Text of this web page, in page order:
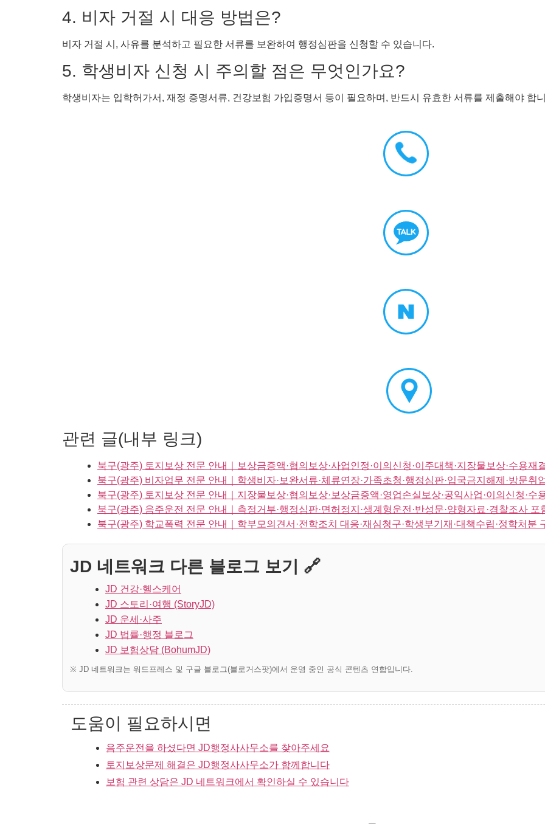
4. 비자 거절 시 대응 방법은?
비자 거절 시, 사유를 분석하고 필요한 서류를 보완하여 행정심판을 신청할 수 있습니다.
5. 학생비자 신청 시 주의할 점은 무엇인가요?
학생비자는 입학허가서, 재정 증명서류, 건강보험 가입증명서 등이 필요하며, 반드시 유효한 서류를 제출해야 합
관련 글(내부 링크)
북구(광주) 토지보상 전문 안내｜보상금증액·협의보상·사업인정·이의신청·이주대책·지장물보상·수용재
북구(광주) 비자업무 전문 안내｜학생비자·보완서류·체류연장·가족초청·행정심판·입국금지해제·방문취
북구(광주) 토지보상 전문 안내｜지장물보상·협의보상·보상금증액·영업손실보상·공익사업·이의신청·
북구(광주) 음주운전 전문 안내｜측정거부·행정심판·면허정지·생계형운전·반성문·양형자료·경찰조사
북구(광주) 학교폭력 전문 안내｜학부모의견서·전학조치 대응·재심청구·학생부기재·대책수립·정학처분
JD 네트워크 다른 블로그 보기 🔗
JD 건강·헬스케어
JD 스토리·여행 (StoryJD)
JD 운세·사주
JD 법률·행정 블로그
JD 보험상담 (BohumJD)
※ JD 네트워크는 워드프레스 및 구글 블로그(블로거스팟)에서 운영 중인 공식 콘텐츠 연합입니다.
도움이 필요하시면
음주운전을 하셨다면 JD행정사사무소를 찾아주세요
토지보상문제 해결은 JD행정사사무소가 함께합니다
보험 관련 상담은 JD 네트워크에서 확인하실 수 있습니다